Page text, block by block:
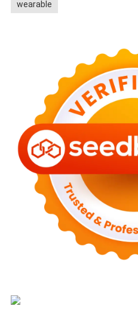
wearable